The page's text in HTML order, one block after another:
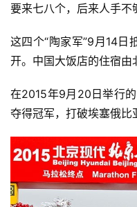
要来七八个，后来人手不
这四个“陶家军”9月14日
开。中国大饭店的住宿由
在2015年9月20日举行
夺得冠军，打破埃塞俄比